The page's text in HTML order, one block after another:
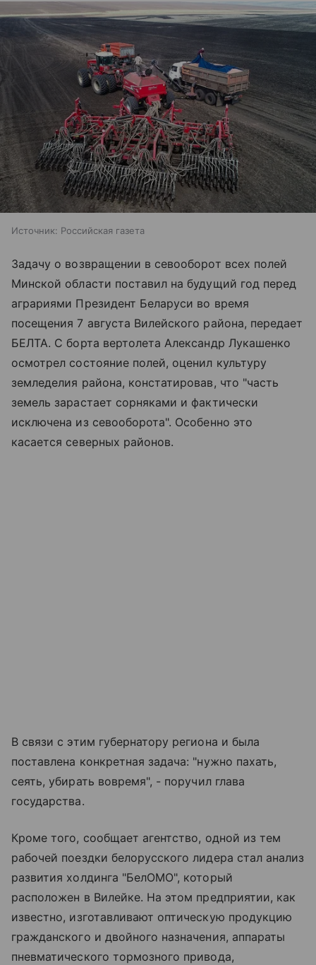
Источник: Российская газета
Задачу о возвращении в севооборот всех полей
Минской области поставил на будущий год перед
аграриями Президент Беларуси во время
посещения 7 августа Вилейского района, передает
БЕЛТА. С борта вертолета Александр Лукашенко
осмотрел состояние полей, оценил культуру
земледелия района, констатировав, что "часть
земель зарастает сорняками и фактически
исключена из севооборота". Особенно это
касается северных районов.
В связи с этим губернатору региона и была
поставлена конкретная задача: "нужно пахать,
сеять, убирать вовремя", - поручил глава
государства.
Кроме того, сообщает агентство, одной из тем
рабочей поездки белорусского лидера стал анализ
развития холдинга "БелОМО", который
расположен в Вилейке. На этом предприятии, как
известно, изготавливают оптическую продукцию
гражданского и двойного назначения, аппараты
пневматического тормозного привода,